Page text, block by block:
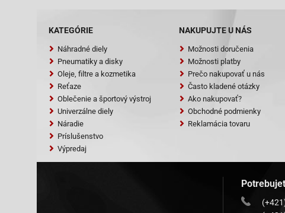
KATEGÓRIE
Náhradné diely
Pneumatiky a disky
Oleje, filtre a kozmetika
Reťaze
Oblečenie a športový výstroj
Univerzálne diely
Náradie
Príslušenstvo
Výpredaj
NAKUPUJTE U NÁS
Možnosti doručenia
Možnosti platby
Prečo nakupovať u nás
Často kladené otázky
Ako nakupovať?
Obchodné podmienky
Reklamácia tovaru